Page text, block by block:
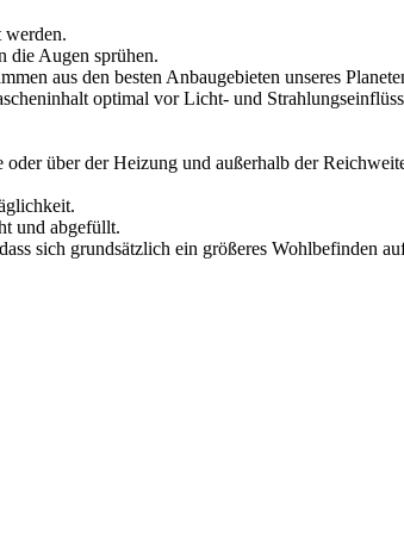
werden.
die Augen sprühen.
aus den besten Anbaugebieten unseres
optimal vor Licht- und
über der Heizung und außerhalb der
und abgefüllt.
sich grundsätzlich ein größeres Wohlbefinden